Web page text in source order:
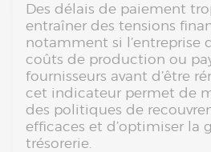
Des délais de paiement
entraîner des tensions
notamment si l’entreprise
coûts de production ou
fournisseurs avant d’être
cet indicateur permet de
des politiques de
efficaces et d’optimiser la
trésorerie.